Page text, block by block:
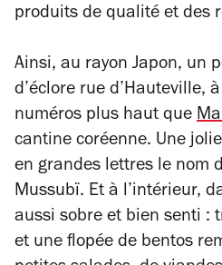
produits de qualité et des
Ainsi, au rayon Japon, un
d’éclore rue d’Hauteville,
numéros plus haut que
cantine coréenne. Une
en grandes lettres le nom
Mussubï. Et à l’intérieur,
aussi sobre et bien senti :
et une flopée de bentos